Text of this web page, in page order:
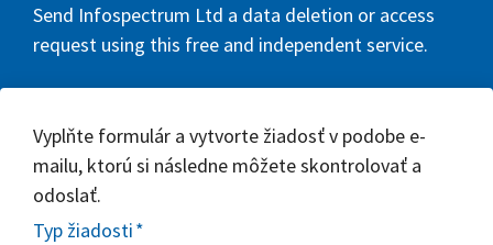
Send Infospectrum Ltd a data deletion or access
request using this free and independent service.
Vyplňte formulár a vytvorte žiadosť v podobe e-
mailu, ktorú si následne môžete skontrolovať a
odoslať.
Typ žiadosti*